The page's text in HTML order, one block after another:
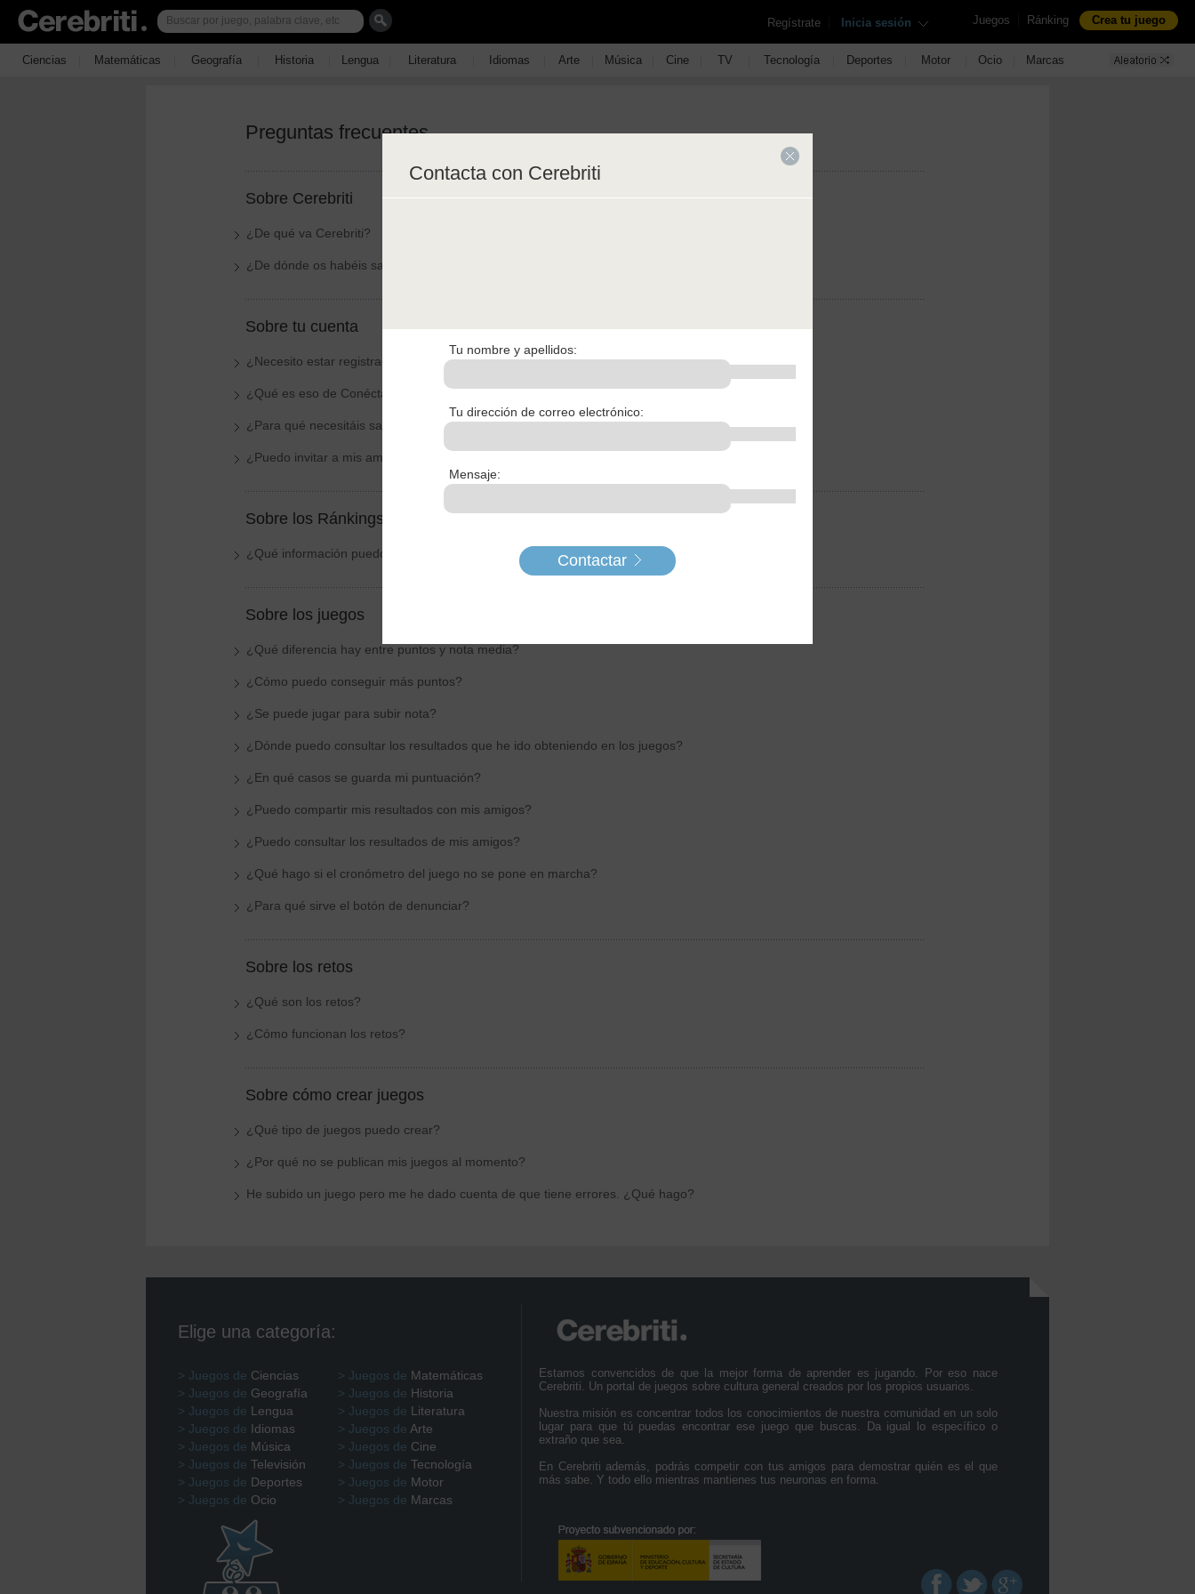
Juegos Ránking Crea tu juego
Regístrate Inicia sesión
Ciencias Matemáticas Geografía Historia Lengua Literatura Idiomas Arte Música Cine TV Tecnología Deportes Motor Ocio Marcas
Contacta con Cerebriti
Tu nombre y apellidos:
Tu dirección de correo electrónico:
Mensaje:
Contactar
Preguntas frecuentes
Sobre Cerebriti
¿De qué va Cerebriti?
¿De dónde os habéis sacado ese nombre?
Sobre tu cuenta
¿Necesito estar registrado para jugar en Cerebriti?
¿Qué es eso de Conéctate con Facebook?
¿Para qué necesitáis saber datos como mis estudios o mi ciudad?
¿Puedo invitar a mis amigos a Cerebriti?
Sobre los Ránkings
¿Qué información puedo encontrar en los ránkings?
Sobre los juegos
¿Qué diferencia hay entre puntos y nota media?
¿Cómo puedo conseguir más puntos?
¿Se puede jugar para subir nota?
¿Dónde puedo consultar los resultados que he ido obteniendo en los juegos?
¿En qué casos se guarda mi puntuación?
¿Puedo compartir mis resultados con mis amigos?
¿Puedo consultar los resultados de mis amigos?
¿Qué hago si el cronómetro del juego no se pone en marcha?
¿Para qué sirve el botón de denunciar?
Sobre los retos
¿Qué son los retos?
¿Cómo funcionan los retos?
Sobre cómo crear juegos
¿Qué tipo de juegos puedo crear?
¿Por qué no se publican mis juegos al momento?
He subido un juego pero me he dado cuenta de que tiene errores. ¿Qué hago?
Elige una categoría:
> Juegos de Ciencias > Juegos de Matemáticas
> Juegos de Geografía > Juegos de Historia
> Juegos de Lengua > Juegos de Literatura
> Juegos de Idiomas > Juegos de Arte
> Juegos de Música > Juegos de Cine
> Juegos de Televisión > Juegos de Tecnología
> Juegos de Deportes > Juegos de Motor
> Juegos de Ocio > Juegos de Marcas
Estamos convencidos de que la mejor forma de aprender es jugando. Por eso nace
Cerebriti. Un portal de juegos sobre cultura general creados por los propios usuarios.
Nuestra misión es concentrar todos los conocimientos de nuestra comunidad en un solo
lugar para que tú puedas encontrar ese juego que buscas. Da igual lo específico o
extraño que sea.
En Cerebriti además, podrás competir con tus amigos para demostrar quién es el que
más sabe. Y todo ello mientras mantienes tus neuronas en forma.